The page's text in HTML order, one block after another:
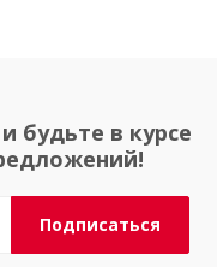
будьте в курсе